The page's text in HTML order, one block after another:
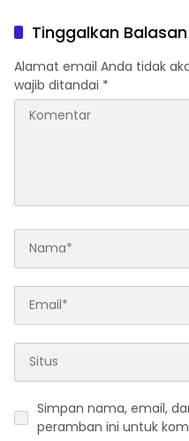
Tinggalkan Balasan
Alamat email Anda tidak
wajib ditandai *
Simpan nama, email,
peramban ini untuk